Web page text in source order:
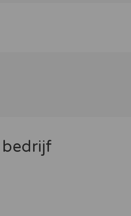
bedrijf